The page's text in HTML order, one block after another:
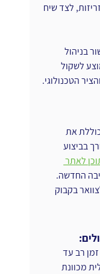
לצד שיח
בניהול
לשקול
הטכנולוגי.
את
בביצוע
לאתר
החדשה.
בקבוק
רב עד
מכוונת